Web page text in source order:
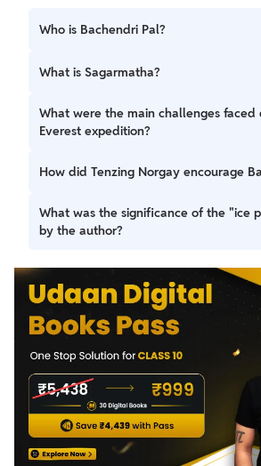
Who is Bachendri Pal?
Bachendri Pal is the first Indian woman
What is Sagarmatha?
'Sagarmatha' is the Nepali name for
author found this name very appealing.
What were the main challenges faced
Everest expedition?
Challenges included dangerous
presented great risks.
How did Tenzing Norgay encourage
Tenzing called her a "strong mountain
her success in the first attempt.
What was the significance of the "ice
by the author?
The ice plume was a flag-like formation
high winds on the summit. It warned of
conditions.